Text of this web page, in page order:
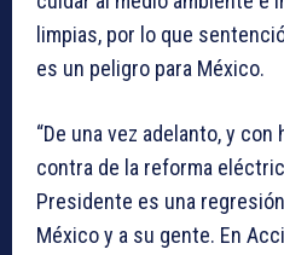
limpias, por lo que
es un peligro para México.
“De una vez adelanto, y
contra de la reforma
Presidente es una
México y a su gente. En